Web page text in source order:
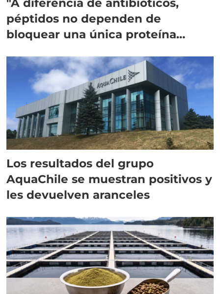
péptidos no dependen de
bloquear una única proteína
Los resultados del grupo
AquaChile se muestran positivos y
les devuelven aranceles